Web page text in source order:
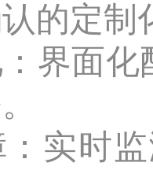
的定制
界面化
实时